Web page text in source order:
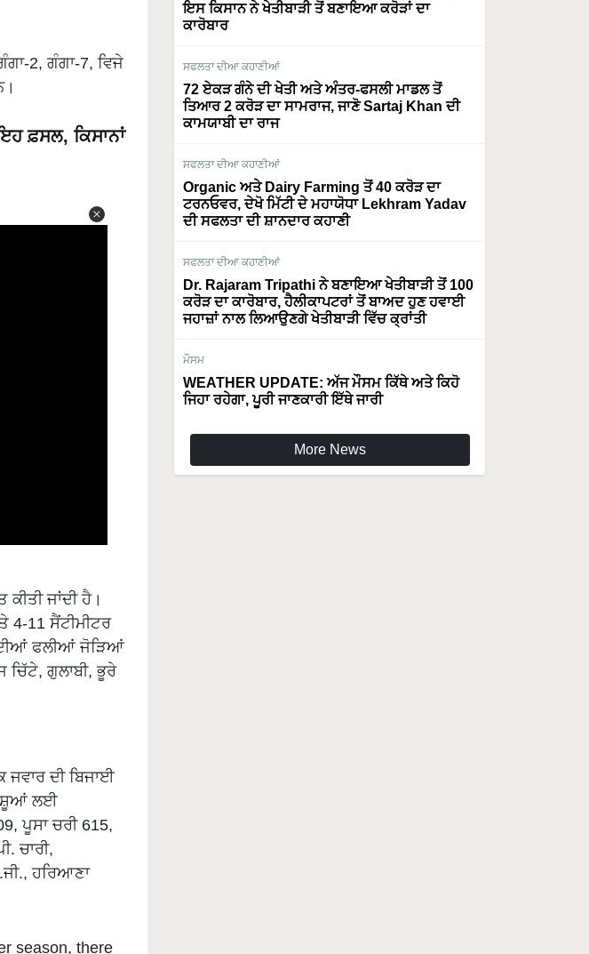
2, ਗੰਗਾ-7, ਵਿਜੇ
ਫ਼ਸਲ, ਕਿਸਾਨਾਂ
ਜਾਂਦੀ ਹੈ।
11 ਸੈਂਟੀਮੀਟਰ
ਫਲੀਆਂ ਜੋੜਿਆਂ
ਚਿੱਟੇ, ਗੁਲਾਬੀ, ਭੂਰੇ
ਦੀ ਬਿਜਾਈ
ਪਸ਼ੂਆਂ ਲਈ
ਪੂਸਾ ਚਰੀ 615,
ਚਾਰੀ,
ਹਰਿਆਣਾ
ਇਸ ਕਿਸਾਨ ਨੇ ਖੇਤੀਬਾੜੀ ਤੋਂ ਬਣਾਇਆ ਕਰੋੜਾਂ ਦਾ
ਕਾਰੋਬਾਰ
ਸਫਲਤਾ ਦੀਆ ਕਹਾਣੀਆਂ
72 ਏਕੜ ਗੰਨੇ ਦੀ ਖੇਤੀ ਅਤੇ ਅੰਤਰ-ਫਸਲੀ ਮਾਡਲ ਤੋਂ
ਤਿਆਰ 2 ਕਰੋੜ ਦਾ ਸਾਮਰਾਜ, ਜਾਣੋ Sartaj Khan ਦੀ
ਕਾਮਯਾਬੀ ਦਾ ਰਾਜ
ਸਫਲਤਾ ਦੀਆ ਕਹਾਣੀਆਂ
Organic ਅਤੇ Dairy Farming ਤੋਂ 40 ਕਰੋੜ ਦਾ
ਟਰਨਓਵਰ, ਦੇਖੋ ਮਿੱਟੀ ਦੇ ਮਹਾਯੋਧਾ Lekhram Yadav
ਦੀ ਸਫਲਤਾ ਦੀ ਸ਼ਾਨਦਾਰ ਕਹਾਣੀ
ਸਫਲਤਾ ਦੀਆ ਕਹਾਣੀਆਂ
Dr. Rajaram Tripathi ਨੇ ਬਣਾਇਆ ਖੇਤੀਬਾੜੀ ਤੋਂ 100
ਕਰੋੜ ਦਾ ਕਾਰੋਬਾਰ, ਹੈਲੀਕਾਪਟਰਾਂ ਤੋਂ ਬਾਅਦ ਹੁਣ ਹਵਾਈ
ਜਹਾਜ਼ਾਂ ਨਾਲ ਲਿਆਉਣਗੇ ਖੇਤੀਬਾੜੀ ਵਿੱਚ ਕ੍ਰਾਂਤੀ
ਮੌਸਮ
WEATHER UPDATE: ਅੱਜ ਮੌਸਮ ਕਿੱਥੇ ਅਤੇ ਕਿਹੋ
ਜਿਹਾ ਰਹੇਗਾ, ਪੂਰੀ ਜਾਣਕਾਰੀ ਇੱਥੇ ਜਾਰੀ
More News